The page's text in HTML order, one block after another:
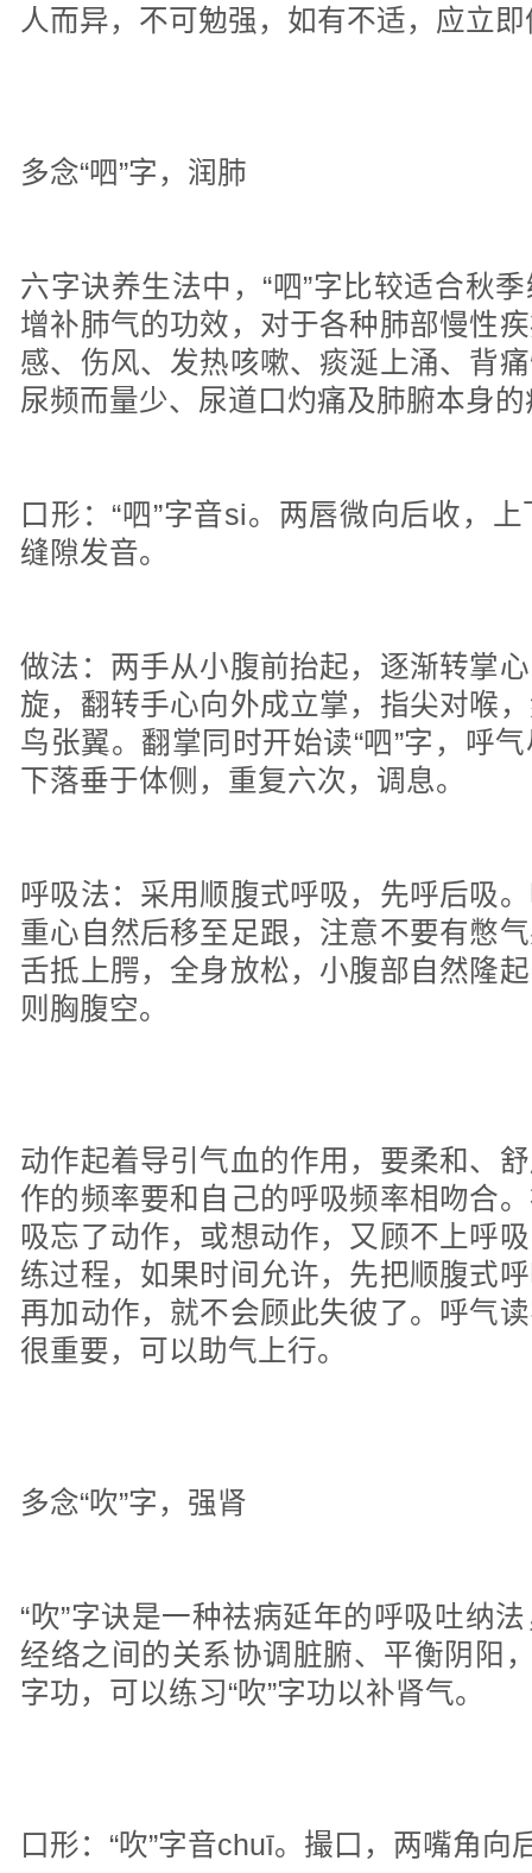
人而异，不可勉强，如有不适，应立
多念“呬”字，润肺
六字诀养生法中，“呬”字比较适合秋
增补肺气的功效，对于各种肺部慢性
感、伤风、发热咳嗽、痰涎上涌、背
尿频而量少、尿道口灼痛及肺腑本身的
口形：“呬”字音si。两唇微向后收，
缝隙发音。
做法：两手从小腹前抬起，逐渐转掌
旋，翻转手心向外成立掌，指尖对喉
鸟张翼。翻掌同时开始读“呬”字，呼
下落垂于体侧，重复六次，调息。
呼吸法：采用顺腹式呼吸，先呼后吸
重心自然后移至足跟，注意不要有憋
舌抵上腭，全身放松，小腹部自然隆
则胸腹空。
动作起着导引气血的作用，要柔和、
作的频率要和自己的呼吸频率相吻合
吸忘了动作，或想动作，又顾不上呼
练过程，如果时间允许，先把顺腹式
再加动作，就不会顾此失彼了。呼气
很重要，可以助气上行。
多念“吹”字，强肾
“吹”字诀是一种祛病延年的呼吸吐纳
经络之间的关系协调脏腑、平衡阴阳
字功，可以练习“吹”字功以补肾气。
口形：“吹”字音chuī。撮口，两嘴角向